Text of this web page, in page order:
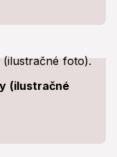
(ilustračné